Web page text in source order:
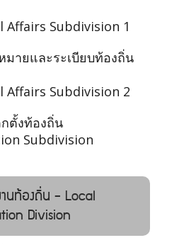
Affairs Subdivision 1
มายและระเบียบท้องถิ่น
Affairs Subdivision 2
ตั้งท้องถิ่น
Subdivision
านท้องถิ่น - Local
Division